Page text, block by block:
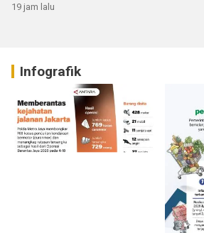
19 jam lalu
Infografik